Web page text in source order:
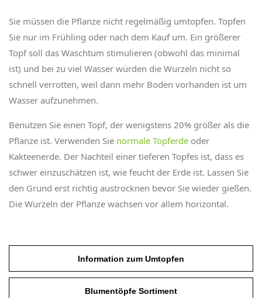
Sie müssen die Pflanze nicht regelmäßig umtopfen. Topfen
Sie nur im Frühling oder nach dem Kauf um. Ein größerer
Topf soll das Waschtum stimulieren (obwohl das minimal
ist) und bei zu viel Wasser würden die Wurzeln nicht so
schnell verrotten, weil dann mehr Boden vorhanden ist um
Wasser aufzunehmen.
Benutzen Sie einen Topf, der wenigstens 20% größer als die
Pflanze ist. Verwenden Sie normale Topferde oder
Kakteenerde. Der Nachteil einer tieferen Topfes ist, dass es
schwer einzuschätzen ist, wie feucht der Erde ist. Lassen Sie
den Grund erst richtig austrocknen bevor Sie wieder gießen.
Die Wurzeln der Pflanze wachsen vor allem horizontal.
Information zum Umtopfen
Blumentöpfe Sortiment